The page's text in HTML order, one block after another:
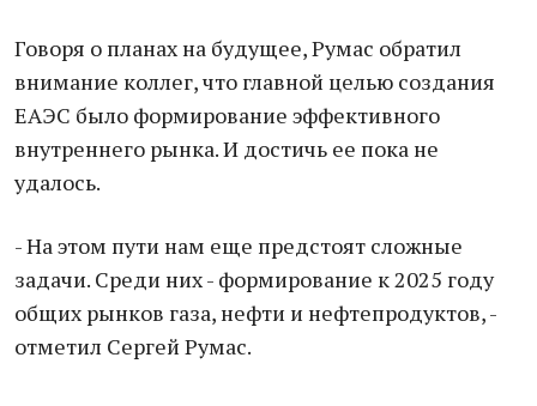
Говоря о планах на будущее, Румас обратил
внимание коллег, что главной целью создания
ЕАЭС было формирование эффективного
внутреннего рынка. И достичь ее пока не
удалось.
- На этом пути нам еще предстоят сложные
задачи. Среди них - формирование к 2025 году
общих рынков газа, нефти и нефтепродуктов, -
отметил Сергей Румас.